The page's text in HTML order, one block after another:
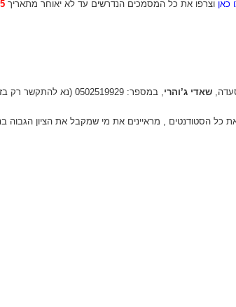
כאן וצרפו את כל המסמכים הנדרשים עד לא יאוחר מתאריך
שאדי ג’והרי, במספר: 0502519929 (נא להתקשר רק בזמן שעות פעילות המועצה, ימי א-ה משעה 8-16)
את כל הסטודנטים , מראיינים את מי שמקבל את הציון